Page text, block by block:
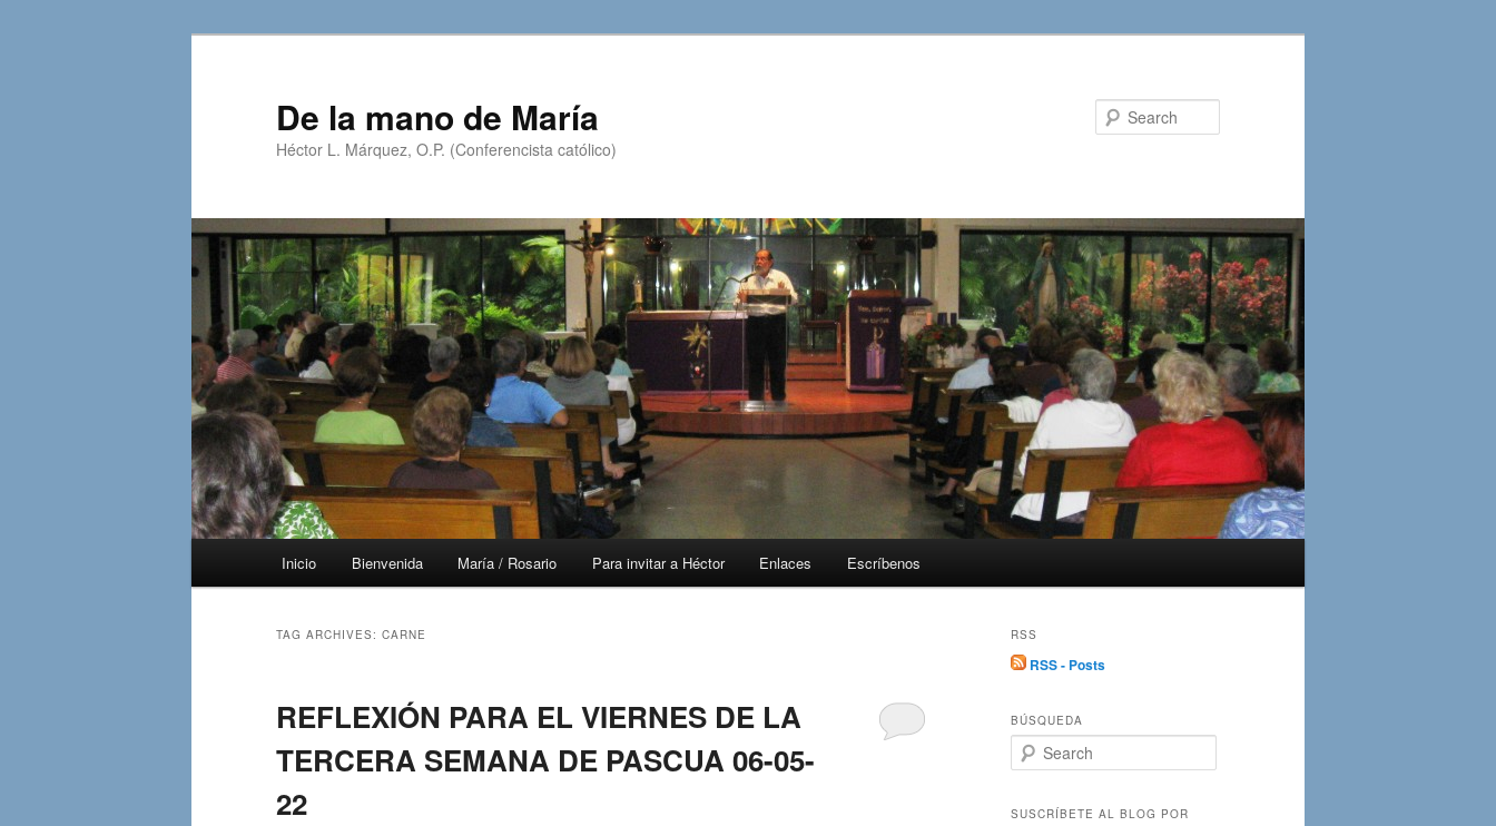
De la mano de María
Héctor L. Márquez, O.P. (Conferencista católico)
Inicio Bienvenida María / Rosario Para invitar a Héctor Enlaces Escríbenos
TAG ARCHIVES: CARNE
REFLEXIÓN PARA EL VIERNES DE LA
TERCERA SEMANA DE PASCUA 06-05-
22
RSS
RSS - Posts
BÚSQUEDA
e
rSUSCRÍBETE AL BLOG POR